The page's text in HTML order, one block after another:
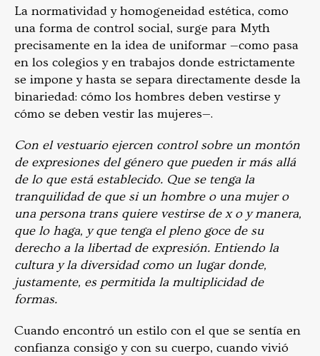
La normatividad y homogeneidad estética, como
una forma de control social, surge para Myth
precisamente en la idea de uniformar —como pasa
en los colegios y en trabajos donde estrictamente
se impone y hasta se separa directamente desde la
binariedad: cómo los hombres deben vestirse y
cómo se deben vestir las mujeres—.
Con el vestuario ejercen control sobre un montón
de expresiones del género que pueden ir más allá
de lo que está establecido. Que se tenga la
tranquilidad de que si un hombre o una mujer o
una persona trans quiere vestirse de x o y manera,
que lo haga, y que tenga el pleno goce de su
derecho a la libertad de expresión. Entiendo la
cultura y la diversidad como un lugar donde,
justamente, es permitida la multiplicidad de
formas.
Cuando encontró un estilo con el que se sentía en
confianza consigo y con su cuerpo, cuando vivió